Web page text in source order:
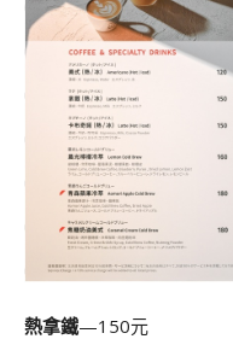
熱拿鐵—150元